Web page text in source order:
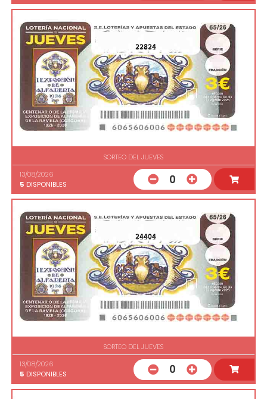
22824
SORTEO DEL JUEVES
13/08/2026
5 DISPONIBLES 0
24404
SORTEO DEL JUEVES
13/08/2026
5 DISPONIBLES 0